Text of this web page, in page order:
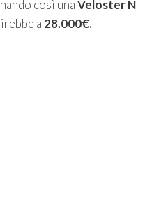
così unaVeloster N
a 28.000€.